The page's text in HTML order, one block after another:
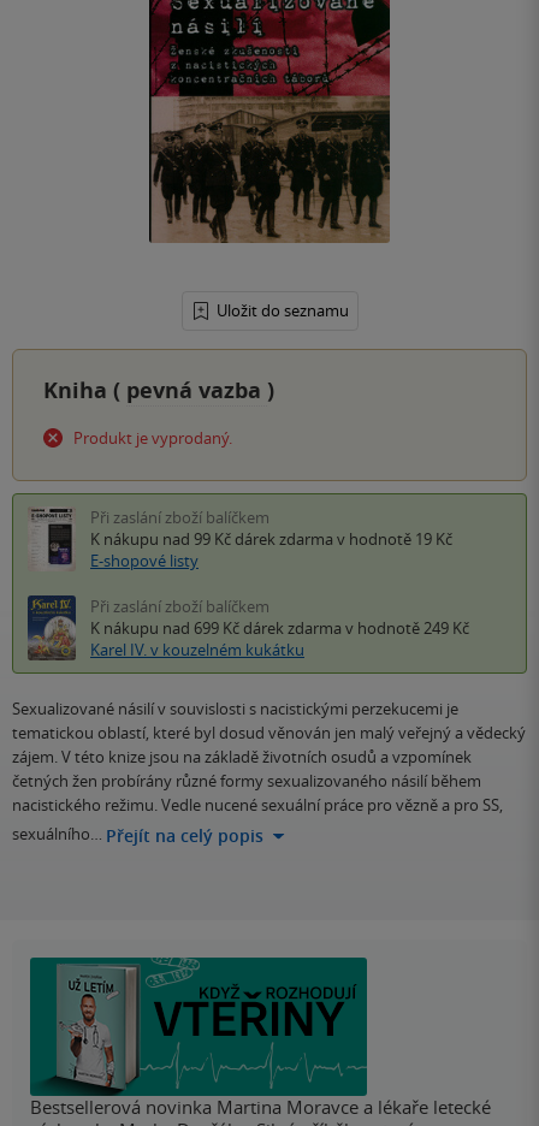
Uložit do seznamu
Kniha ( pevná vazba )
Produkt je vyprodaný.
Při zaslání zboží balíčkem
K nákupu nad 99 Kč dárek zdarma v hodnotě 19 Kč
E-shopové listy
Při zaslání zboží balíčkem
K nákupu nad 699 Kč dárek zdarma v hodnotě 249 Kč
Karel IV. v kouzelném kukátku
Sexualizované násilí v souvislosti s nacistickými perzekucemi je
tematickou oblastí, které byl dosud věnován jen malý veřejný a vědecký
zájem. V této knize jsou na základě životních osudů a vzpomínek
četných žen probírány různé formy sexualizovaného násilí během
nacistického režimu. Vedle nucené sexuální práce pro vězně a pro SS,
sexuálního… Přejít na celý popis
Bestsellerová novinka Martina Moravce a lékaře letecké